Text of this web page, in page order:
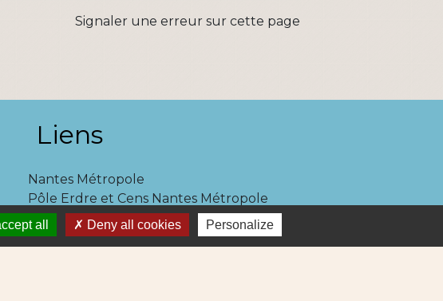
Signaler une erreur sur cette page
Liens
Nantes Métropole
Pôle Erdre et Cens Nantes Métropole
En pratique : déchets (collecte et déchetterie)
NAOLIB Ligne 69
all Deny all cookies Personalize